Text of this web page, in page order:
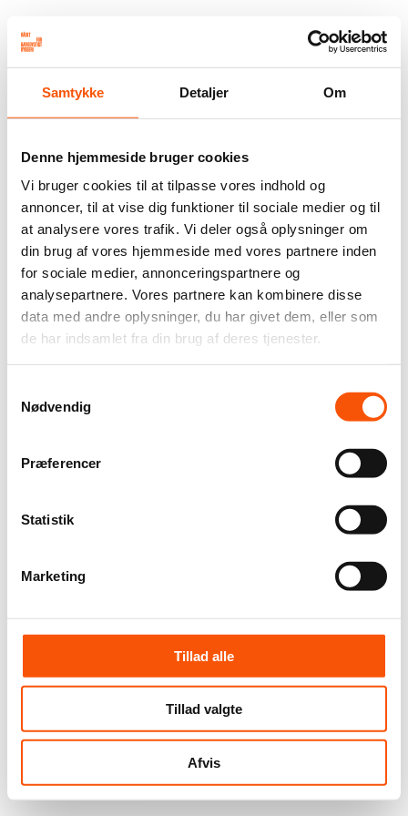
Samtykke Detaljer Om
Denne hjemmeside bruger cookies
Vi bruger cookies til at tilpasse vores indhold og
annoncer, til at vise dig funktioner til sociale medier og til
at analysere vores trafik. Vi deler også oplysninger om
din brug af vores hjemmeside med vores partnere inden
for sociale medier, annonceringspartnere og
analysepartnere. Vores partnere kan kombinere disse
data med andre oplysninger, du har givet dem, eller som
de har indsamlet fra din brug af deres tjenester.
Nødvendig
Præferencer
Statistik
Marketing
Tillad alle
Tillad valgte
Afvis